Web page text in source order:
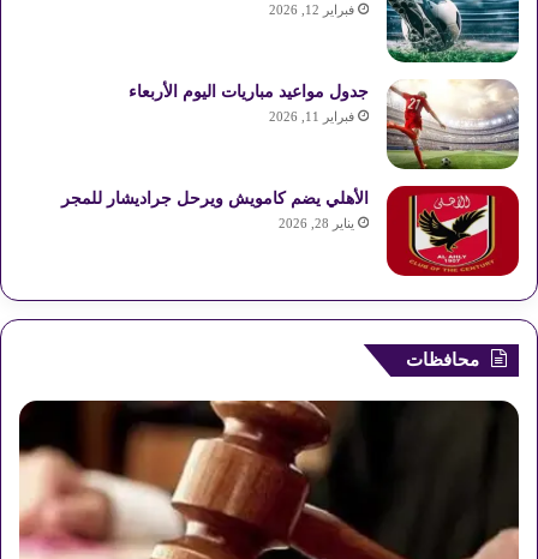
فبراير 12, 2026
جدول مواعيد مباريات اليوم الأربعاء
فبراير 11, 2026
الأهلي يضم كامويش ويرحل جراديشار للمجر
يناير 28, 2026
محافظات